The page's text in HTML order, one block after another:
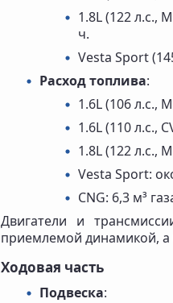
1.8L (122 л.с.,
ч.
Vesta Sport
Расход топлива:
1.6L (106 л.с.,
1.6L (110 л.с.,
1.8L (122 л.с.,
Vesta Sport:
CNG: 6,3 м³
Двигатели и
приемлемой динамикой, а
Ходовая часть
Подвеска: